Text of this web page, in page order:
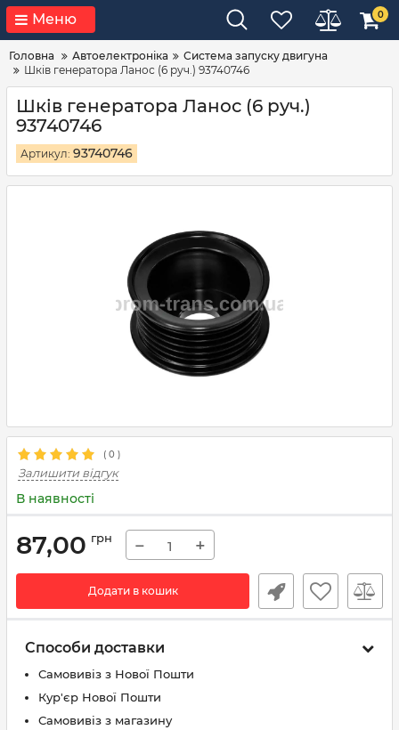
Меню 0
Головна Автоелектроніка
Система запуску двигуна
Шків генератора Ланос (6 руч.) 93740746
Шків генератора Ланос (6 руч.)
93740746
Артикул: 93740746
( 0 )
Залишити відгук
В наявності
87,00 грн − +
Додати в кошик
Способи доставки
Самовивіз з Нової Пошти
Кур'єр Нової Пошти
Самовивіз з магазину